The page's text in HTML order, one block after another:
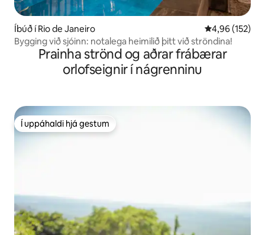
Íbúð í Rio de Janeiro 4,96 af 5 í
4,96 (152)
Bygging við sjóinn: notalega heimilið þitt við ströndina!
Prainha strönd og aðrar frábærar
orlofseignir í nágrenninu
Í uppáhaldi hjá gestum
Í uppáhaldi hjá gestum